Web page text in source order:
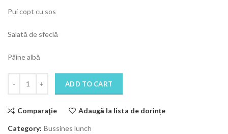
Pui copt cu sos
Salată de sfeclă
Pâine albă
ADD TO CART
Comparaţie Adaugă la lista de dorințe
Category: Bussines lunch